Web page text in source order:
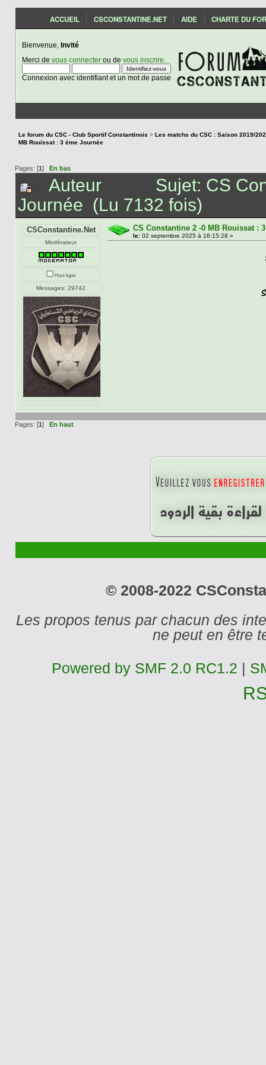
ACCUEIL CSCONSTANTINE.NET AIDE CHARTE DU
Bienvenue, Invité
Merci de vous connecterou de vous inscrire
Connexion avec identifiant et un mot de passe
Le forum du CSC - Club Sportif Constantinois >
MB Rouissat : 3 éme Journée
Pages: [1] En bas
Auteur
Sujet: CS
Journée (Lu 7132 fois)
CSConstantine.Net
Modérateur
Hors ligne
Messages: 29742
CS Constantine 2 -0 MB Rouissat :
le: 02 septembre 2025 à 16:15:28 »
Pages: [1 ] En haut
© 2008-2022
Les propos tenus par chacun des
ne peut en être
Powered by SMF 2.0 RC1.2 |